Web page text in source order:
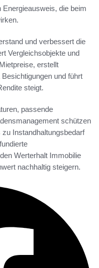
die beim
und verbessert die
Vergleichsobjekte und
erstellt
und führt
steigt.
passende
schützen
Instandhaltungsbedarf
Werterhalt Immobilie
nachhaltig steigern.